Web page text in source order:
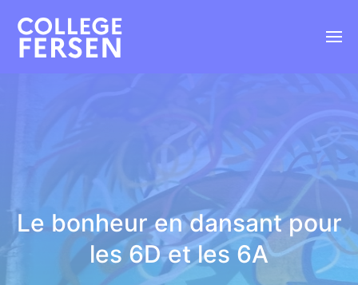
Le bonheur en dansant pour
les 6D et les 6A